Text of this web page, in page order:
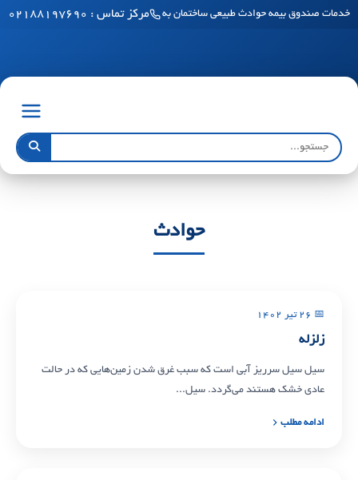
خدمات صندوق بیمه حوادث طبیعی ساختمان به مناطق آزاد رسید
مرکز تماس : ۰۲۱۸۸۱۹۷۶۹۰
حوادث
📅 ۲۶ تیر ۱۴۰۲
زلزله
سیل سیل سرریز آبی است که سبب غرق شدن زمین‌هایی که در حالت
عادی خشک هستند می‌گردد. سیل...
ادامه مطلب